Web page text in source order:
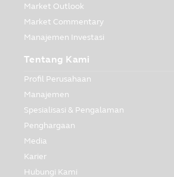
Market Outlook
Market Commentary
Manajemen Investasi
Tentang Kami
Profil Perusahaan
Manajemen
Spesialisasi & Pengalaman
Penghargaan
Media
Karier
Hubungi Kami